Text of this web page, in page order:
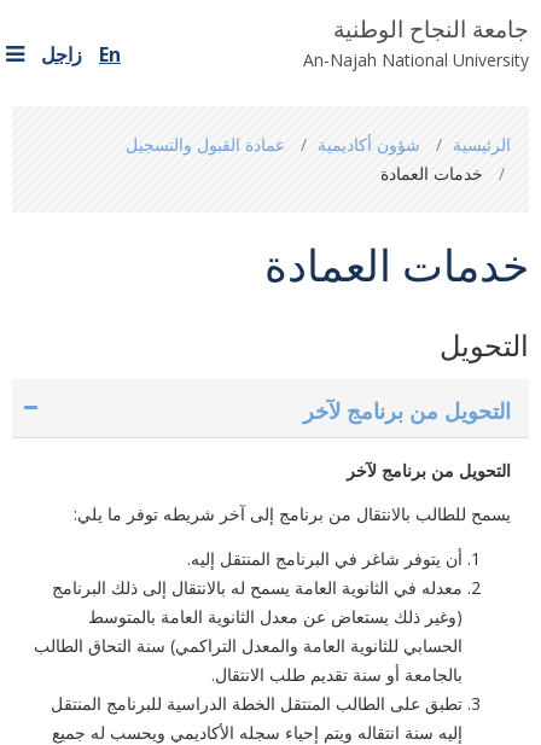
جامعة النجاح الوطنية
An-Najah National University
En زاجل
are
الرئيسية شؤون أكاديمية
عمادة القبول والتسجيل
خدمات العمادة
خدمات العمادة
التحويل
التحويل من برنامج لآخر
التحويل من برنامج لآخر
يسمح للطالب بالانتقال من برنامج إلى آخر شريطه توفر ما يلي:‏
‏أن يتوفر شاغر في البرنامج المنتقل إليه.‏
‏معدله في الثانوية العامة يسمح له بالانتقال إلى ذلك البرنامج
(وغير ذلك يستعاض عن معدل الثانوية العامة ‏بالمتوسط
الحسابي للثانوية العامة والمعدل التراكمي) سنة التحاق الطالب
بالجامعة أو سنة تقديم طلب الانتقال.‏
‏تطبق على الطالب المنتقل الخطة الدراسية للبرنامج المنتقل
إليه سنة انتقاله ويتم إحياء سجله الأكاديمي ويحسب ‏له جميع